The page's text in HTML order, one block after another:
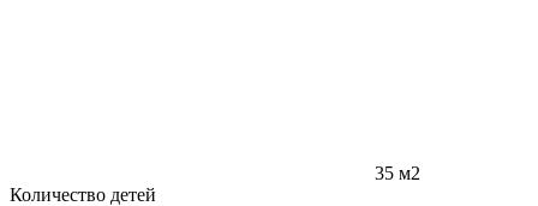
35 м2
Количество детей